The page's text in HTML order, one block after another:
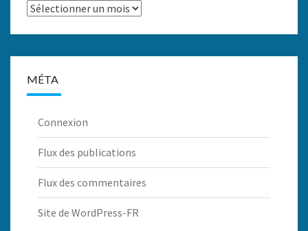
Archives
MÉTA
Connexion
Flux des publications
Flux des commentaires
Site de WordPress-FR